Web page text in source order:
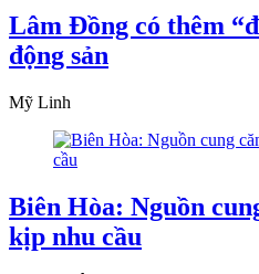
Lâm Đồng có thêm
động sản
Mỹ Linh
Biên Hòa: Nguồn
kịp nhu cầu